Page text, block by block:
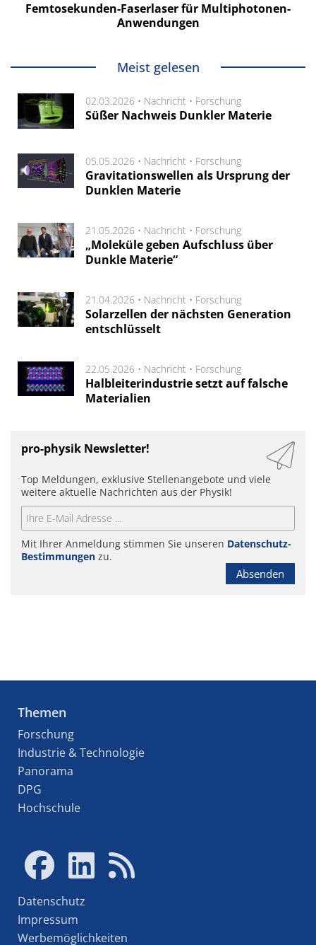
Femtosekunden-Faserlaser für Multiphotonen-
Anwendungen
Meist gelesen
02.03.2026 • Nachricht • Forschung
Süßer Nachweis Dunkler Materie
05.05.2026 • Nachricht • Forschung
Gravitationswellen als Ursprung der
Dunklen Materie
21.05.2026 • Nachricht • Forschung
„Moleküle geben Aufschluss über
Dunkle Materie“
21.04.2026 • Nachricht • Forschung
Solarzellen der nächsten Generation
entschlüsselt
22.05.2026 • Nachricht • Forschung
Halbleiterindustrie setzt auf falsche
Materialien
pro-physik Newsletter!
Top Meldungen, exklusive Stellenangebote und viele
weitere aktuelle Nachrichten aus der Physik!
Mit Ihrer Anmeldung stimmen Sie unseren Datenschutz-
Bestimmungen zu.
Absenden
Themen
Forschung
Industrie & Technologie
Panorama
DPG
Hochschule
Datenschutz
Impressum
Werbemöglichkeiten